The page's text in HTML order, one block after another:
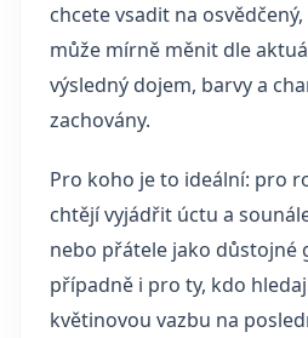
chcete vsadit na
může mírně měnit dle
výsledný dojem, barvy a
zachovány.
Pro koho je to ideální: pro
chtějí vyjádřit úctu a
nebo přátele jako důstojné
případně i pro ty, kdo
květinovou vazbu na